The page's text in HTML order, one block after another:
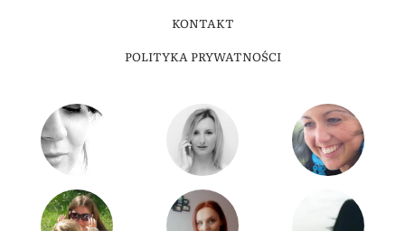
KONTAKT
POLITYKA PRYWATNOŚCI